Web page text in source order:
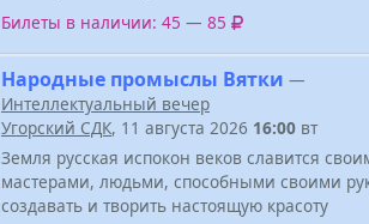
Билеты в наличии: 45 — 85
Народные промыслы Вятки —
Интеллектуальный вечер
Угорский СДК, 11 августа 2026 16:00 вт
Земля русская испокон веков славится
мастерами, людьми, способными своими
создавать и творить настоящую красоту